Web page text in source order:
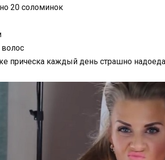
20 соломинок
волос
прическа каждый день страшно